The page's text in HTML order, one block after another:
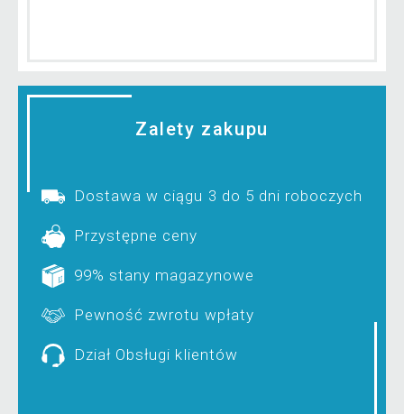
Zalety zakupu
Dostawa w ciągu 3 do 5 dni roboczych
Przystępne ceny
99% stany magazynowe
Pewność zwrotu wpłaty
Dział Obsługi klientów